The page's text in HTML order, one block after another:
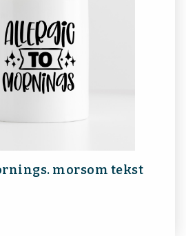
morsom tekst